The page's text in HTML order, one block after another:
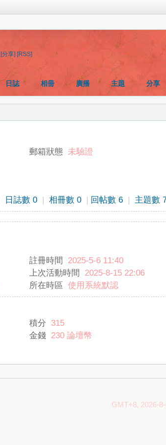
[分享] [RSS]
日誌 相冊 廣播 主題 分享
郵箱狀態 未驗證
日誌數 0 | 相冊數 0 | 回帖數 6 | 主題數
註冊時間
2025-5-6 11:40
上次活動時間
2025-8-15 22:06
所在時區 使用系統默認
積分
315
金錢 230 論壇幣
GMT+8, 2026-